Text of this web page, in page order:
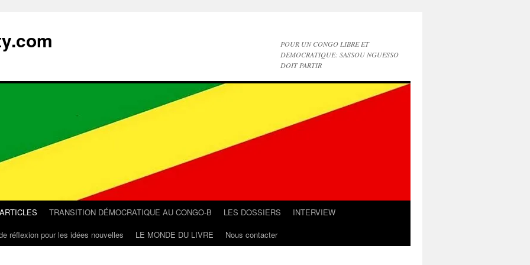
POUR UN CONGO LIBRE ET
DEMOCRATIQUE: SASSOU NGUESSO
DOIT PARTIR
TRANSITION DÉMOCRATIQUE AU CONGO-B LES DOSSIERS
INTERVIEW
réflexion pour les idées nouvelles LE MONDE DU LIVRE Nous contacter